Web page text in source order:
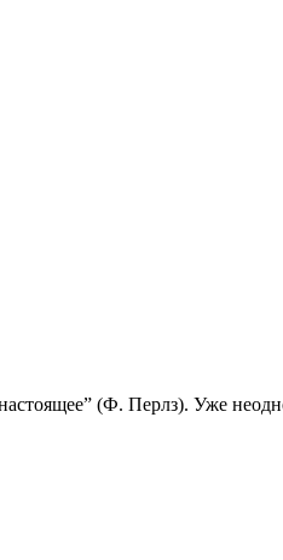
(Ф. Перлз). Уже